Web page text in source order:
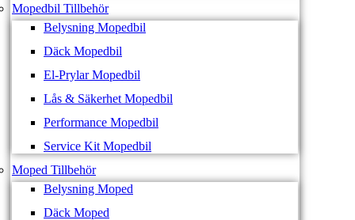
Mopedbil Tillbehör
Belysning Mopedbil
Däck Mopedbil
El-Prylar Mopedbil
Lås & Säkerhet Mopedbil
Performance Mopedbil
Service Kit Mopedbil
Moped Tillbehör
Belysning Moped
Däck Moped